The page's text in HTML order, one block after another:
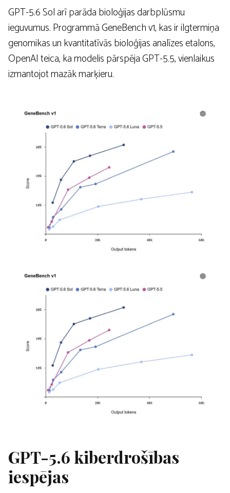
GPT-5.6 Sol arī parāda bioloģijas darbplūsmu
ieguvumus. Programmā GeneBench v1, kas ir ilgtermiņa
genomikas un kvantitatīvās bioloģijas analīzes etalons,
OpenAI teica, ka modelis pārspēja GPT-5.5, vienlaikus
izmantojot mazāk marķieru.
GPT-5.6 kiberdrošības
iespējas